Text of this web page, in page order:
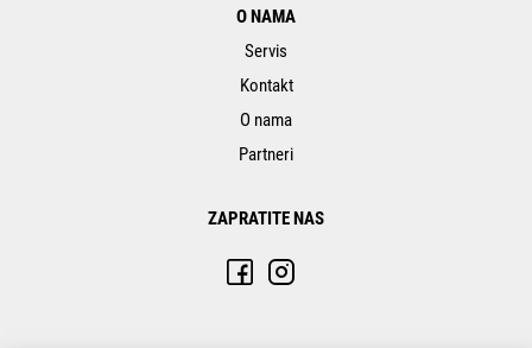
O NAMA
Servis
Kontakt
O nama
Partneri
ZAPRATITE NAS